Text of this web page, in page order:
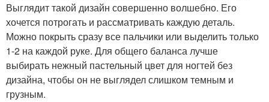
Выглядит такой дизайн совершенно волшебно. Его
хочется потрогать и рассматривать каждую деталь.
Можно покрыть сразу все пальчики или выделить только
1-2 на каждой руке. Для общего баланса лучше
выбирать нежный пастельный цвет для ногтей без
дизайна, чтобы он не выглядел слишком темным и
грузным.